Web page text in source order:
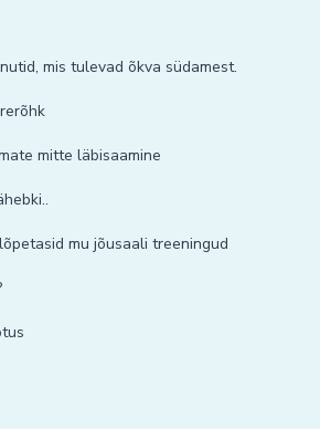
mis tulevad õkva südamest.
mitte läbisaamine
mu jõusaali treeningud